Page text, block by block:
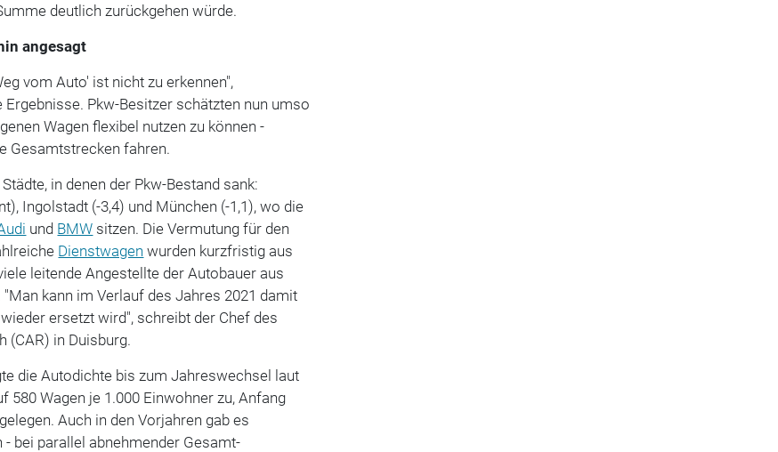
deutlich zurückgehen würde.
angesagt
vom Auto' ist nicht zu erkennen",
Pkw-Besitzer schätzten nun umso
Wagen flexibel nutzen zu können -
Gesamtstrecken fahren.
in denen der Pkw-Bestand sank:
Ingolstadt (-3,4) und München (-1,1), wo die
und BMW sitzen. Die Vermutung für den
Dienstwagen wurden kurzfristig aus
leitende Angestellte der Autobauer aus
kann im Verlauf des Jahres 2021 damit
ersetzt wird", schreibt der Chef des
(CAR) in Duisburg.
die Autodichte bis zum Jahreswechsel laut
580 Wagen je 1.000 Einwohner zu, Anfang
Auch in den Vorjahren gab es
bei parallel abnehmender Gesamt-